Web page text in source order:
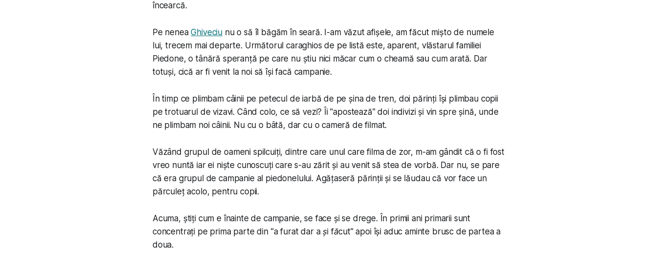
încearcă.
Pe neneaGhiveciu nu o să îl băgăm în seară. I-am văzut afișele, am făcut mișto de numele
lui, trecem mai departe. Următorul caraghios de pe listă este, aparent, vlăstarul familiei
Piedone, o tânără speranță pe care nu știu nici măcar cum o cheamă sau cum arată. Dar
totuși, cică ar fi venit la noi să își facă campanie.
În timp ce plimbam câinii pe petecul de iarbă de pe șina de tren, doi părinți își plimbau copii
pe trotuarul de vizavi. Când colo, ce să vezi? Îi "apostează" doi indivizi și vin spre șină, unde
ne plimbam noi câinii. Nu cu o bâtă, dar cu o cameră de filmat.
Văzând grupul de oameni spilcuiți, dintre care unul care filma de zor, m-am gândit că o fi fost
vreo nuntă iar ei niște cunoscuți care s-au zărit și au venit să stea de vorbă. Dar nu, se pare
că era grupul de campanie al piedonelului. Agățaseră părinții și se lăudau că vor face un
părculeț acolo, pentru copii.
Acuma, știți cum e înainte de campanie, se face și se drege. În primii ani primarii sunt
concentrați pe prima parte din "a furat dar a și făcut" apoi își aduc aminte brusc de partea a
doua.